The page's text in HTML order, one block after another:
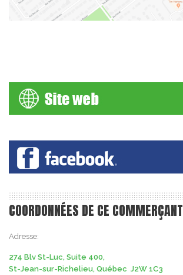
COORDONNÉES DE CE COMMERÇANT
Adresse:
274 Blv St-Luc, Suite 400,
St-Jean-sur-Richelieu, Québec J2W 1C3